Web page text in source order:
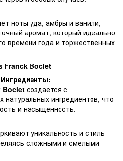
ноты уда, амбры и ванили,
аромат, который идеально
времени года и торжественных
Franck Boclet
Boclet создается с
натуральных ингредиентов, что
и насыщенность.
уникальность и стиль
сложными и смелыми